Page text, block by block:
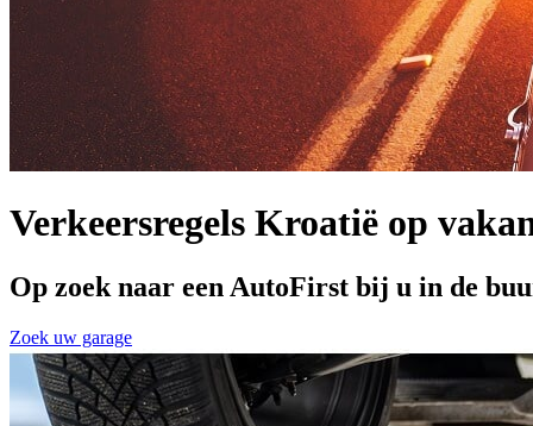
Verkeersregels Kroatië op
Op zoek naar een AutoFirst bij u in de
Zoek uw garage